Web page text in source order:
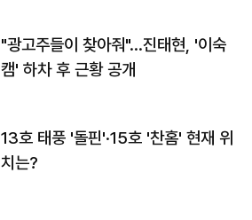
"광고주들이 찾아줘"…진태현, '이숙
캠' 하차 후 근황 공개
13호 태풍 '돌핀'·15호 '찬홈' 현재 위
치는?